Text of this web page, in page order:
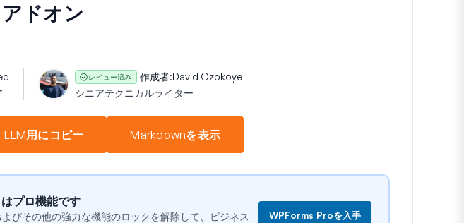
ドオン
レビュー済み 作成者:David Ozokoye
シニアテクニカルライター
LLM用にコピー Markdownを表示
プロ機能です
びその他の強力な機能のロックを解除して、ビジネス
WPForms Proを入手